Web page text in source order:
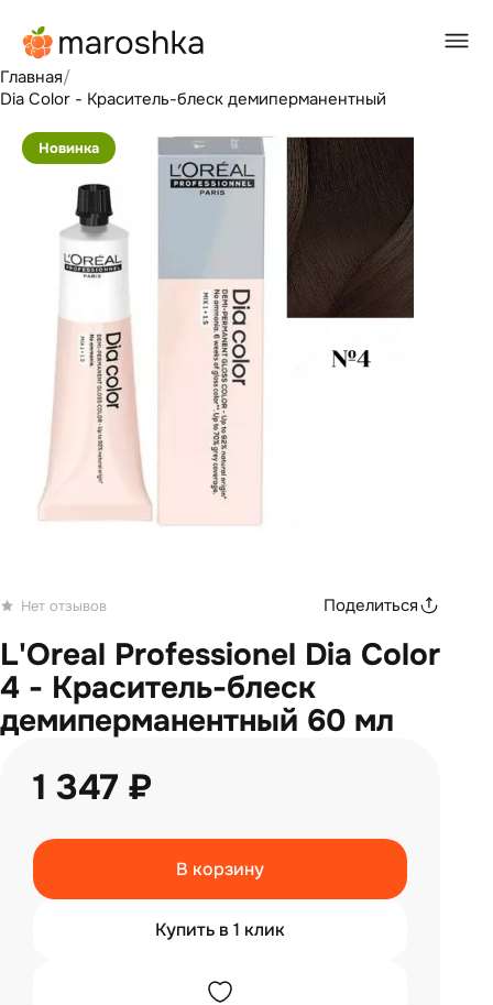
Главная/
Dia Color - Краситель-блеск демиперманентный
Новинка
Нет отзывов Поделиться
L'Oreal Professionel Dia Color
4 - Краситель-блеск
демиперманентный 60 мл
1 347 ₽
В корзину
Купить в 1 клик